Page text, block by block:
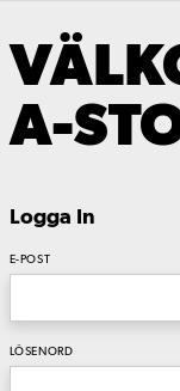
A-
Logga In
E-POST
LÖSENORD